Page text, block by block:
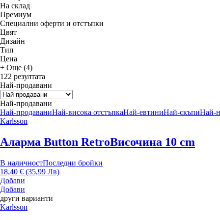
На склад
Премиум
Специални оферти и отстъпки
Цвят
Дизайн
Тип
Цена
+ Още (4)
122 резултата
Най-продавани
Най-продавани
Най-продаваниНай-висока отстъпкаНай-евтиниНай-скъпиНай-
Karlsson
Аларма Button RetroВисочина 10 cm
В наличностПоследни бройки
18,40 € (35,99 Лв)
Добави
Добави
други варианти
Karlsson